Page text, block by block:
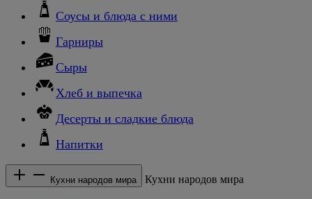
Соусы и блюда с ними
Гарниры
Сыры
Хлеб и выпечка
Десерты и сладкие блюда
Напитки
Кухни народов мира Кухни народов мира